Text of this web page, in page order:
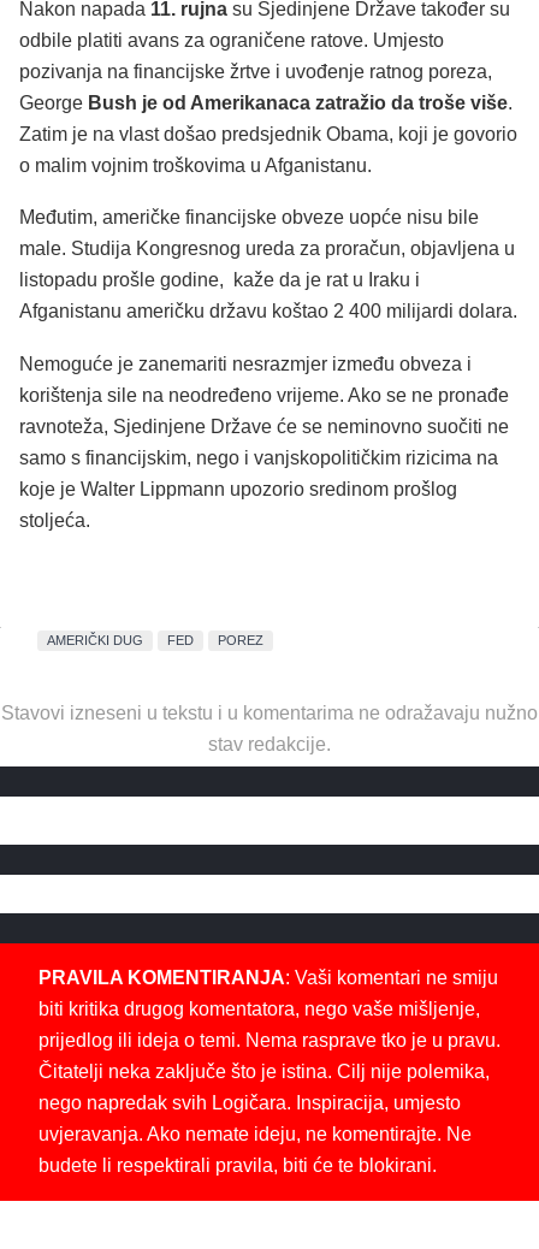
Nakon napada 11. rujna su Sjedinjene Države također su
odbile platiti avans za ograničene ratove. Umjesto
pozivanja na financijske žrtve i uvođenje ratnog poreza,
George Bush je od Amerikanaca zatražio da troše više.
Zatim je na vlast došao predsjednik Obama, koji je govorio
o malim vojnim troškovima u Afganistanu.
Međutim, američke financijske obveze uopće nisu bile
male. Studija Kongresnog ureda za proračun, objavljena u
listopadu prošle godine, kaže da je rat u Iraku i
Afganistanu američku državu koštao 2 400 milijardi dolara.
Nemoguće je zanemariti nesrazmjer između obveza i
korištenja sile na neodređeno vrijeme. Ako se ne pronađe
ravnoteža, Sjedinjene Države će se neminovno suočiti ne
samo s financijskim, nego i vanjskopolitičkim rizicima na
koje je Walter Lippmann upozorio sredinom prošlog
stoljeća.
AMERIČKI DUG FED POREZ
Stavovi izneseni u tekstu i u komentarima ne odražavaju nužno
stav redakcije.
PRAVILA KOMENTIRANJA: Vaši komentari ne smiju
biti kritika drugog komentatora, nego vaše mišljenje,
prijedlog ili ideja o temi. Nema rasprave tko je u pravu.
Čitatelji neka zaključe što je istina. Cilj nije polemika,
nego napredak svih Logičara. Inspiracija, umjesto
uvjeravanja. Ako nemate ideju, ne komentirajte. Ne
budete li respektirali pravila, biti će te blokirani.